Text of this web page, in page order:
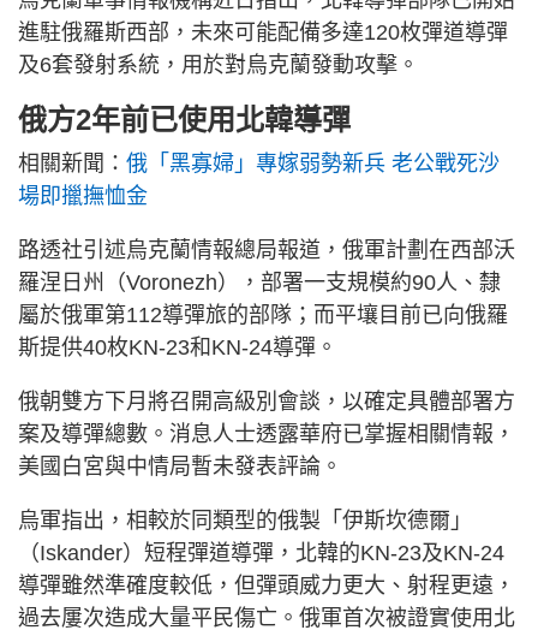
進駐俄羅斯西部，未來可能配備多達120枚彈道導彈
及6套發射系統，用於對烏克蘭發動攻擊。
俄方2年前已使用北韓導彈
相關新聞： 俄「黑寡婦」專嫁弱勢新兵 老公戰死沙
場即擸撫恤金
路透社引述烏克蘭情報總局報道，俄軍計劃在西部沃
羅涅日州（Voronezh），部署一支規模約90人、隸
屬於俄軍第112導彈旅的部隊；而平壤目前已向俄羅
斯提供40枚KN-23和KN-24導彈。
俄朝雙方下月將召開高級別會談，以確定具體部署方
案及導彈總數。消息人士透露華府已掌握相關情報，
美國白宮與中情局暫未發表評論。
烏軍指出，相較於同類型的俄製「伊斯坎德爾」
（Iskander）短程彈道導彈，北韓的KN-23及KN-24
導彈雖然準確度較低，但彈頭威力更大、射程更遠，
過去屢次造成大量平民傷亡。俄軍首次被證實使用北